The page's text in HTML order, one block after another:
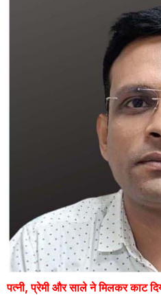
पत्नी, प्रेमी और साले ने मिलकर काट